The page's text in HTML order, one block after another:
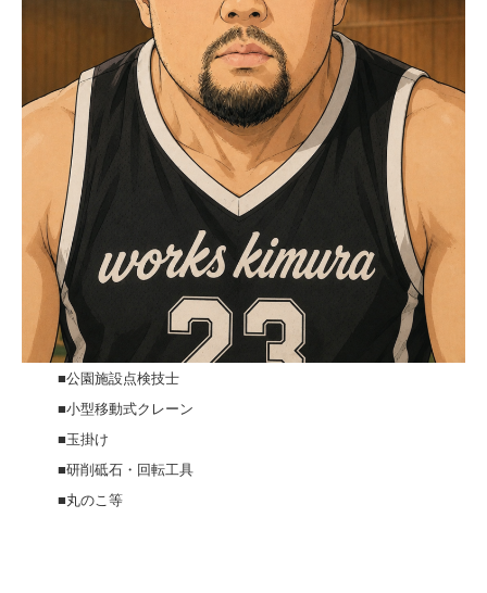
■公園施設点検技士
■小型移動式クレーン
■玉掛け
■研削砥石・回転工具
■丸のこ等